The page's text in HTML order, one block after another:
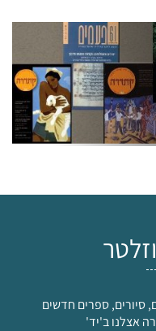
סיורים, ספרים חדשים
אצלנו ב'יד'